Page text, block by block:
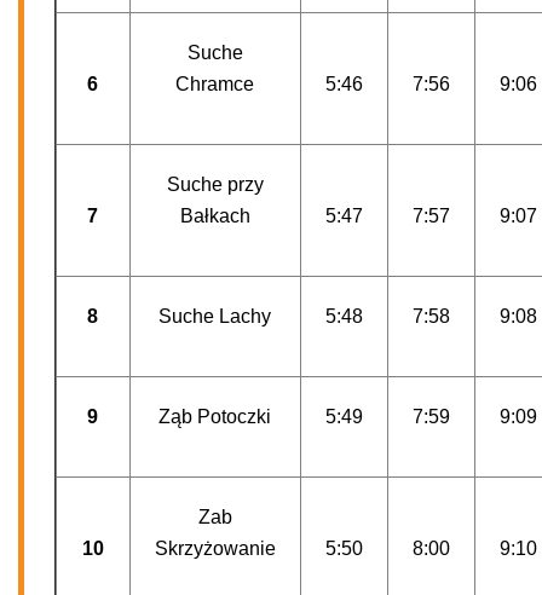
6
Suche
Chramce
5:46 7:56 9:06
7
Suche przy
Bałkach
5:47 7:57 9:07
8 Suche Lachy 5:48 7:58 9:08
9 Ząb Potoczki 5:49 7:59 9:09
10
Zab
Skrzyżowanie
5:50 8:00 9:10